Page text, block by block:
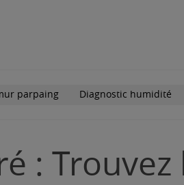
parpaing Diagnostic humidité
: